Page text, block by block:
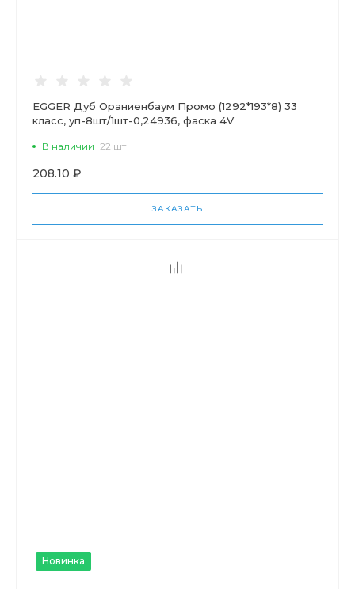
EGGER Дуб Ораниенбаум Промо (1292*193*8) 33
класс, уп-8шт/1шт-0,24936, фаска 4V
В наличии 22 шт
208.10 ₽
ЗАКАЗАТЬ
Новинка